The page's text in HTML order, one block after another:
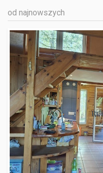
od najnowszych
NOWA MAŁA WIEŚ